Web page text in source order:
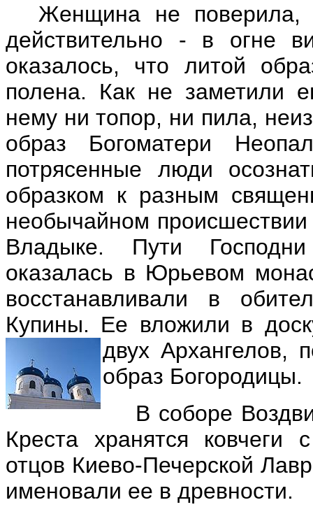
Женщина не поверила,
действительно - в огне
оказалось, что литой
полена. Как не заметили
нему ни топор, ни пила,
образ Богоматери
потрясенные люди
образком к разным
необычайном
Владыке. Пути
оказалась в Юрьевом
восстанавливали в
Купины. Ее вложили в
двух Архангелов,
образ Богородицы.
В соборе
Креста хранятся
отцов Киево-Печерской
именовали ее в древности.